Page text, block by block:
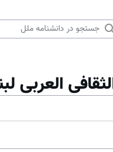
العربی